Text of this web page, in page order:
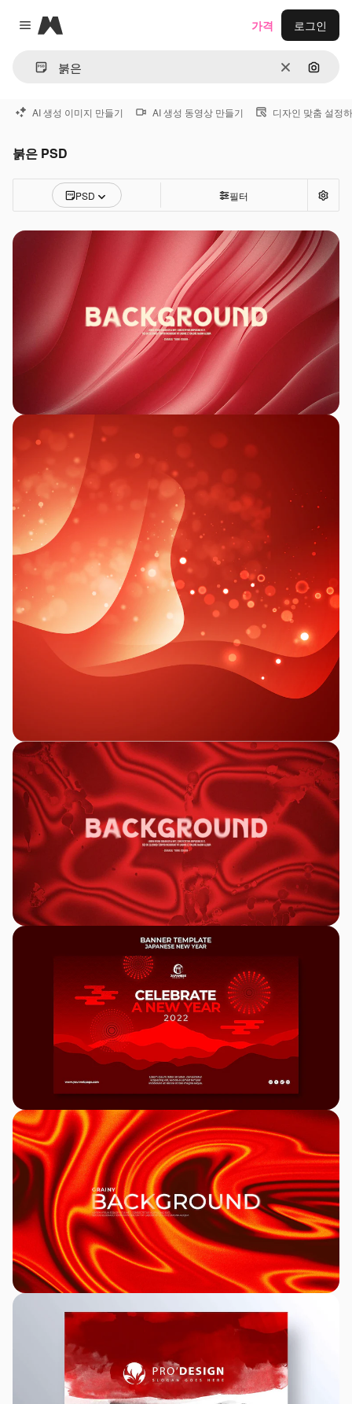
Close menu
Magnific
지우기이미지
가격 로그인
AI 생성 이미지 만들기 AI 생성 동영상 만들기 디자인 맞춤 설정
붉은 PSD
PSD 필터